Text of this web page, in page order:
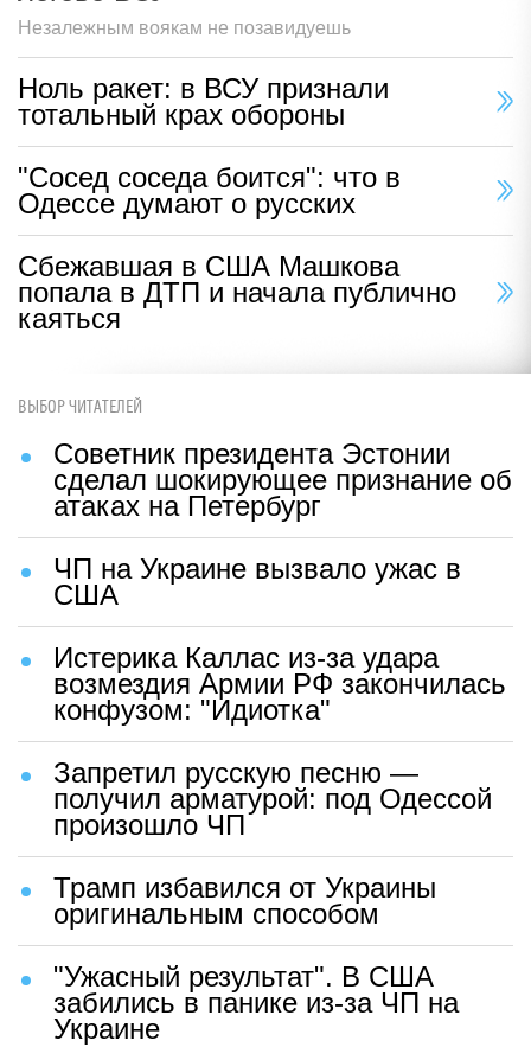
Незалежным воякам не позавидуешь
Ноль ракет: в ВСУ признали
тотальный крах обороны
"Сосед соседа боится": что в
Одессе думают о русских
Сбежавшая в США Машкова
попала в ДТП и начала публично
каяться
ВЫБОР ЧИТАТЕЛЕЙ
Советник президента Эстонии
сделал шокирующее признание об
атаках на Петербург
ЧП на Украине вызвало ужас в
США
Истерика Каллас из-за удара
возмездия Армии РФ закончилась
конфузом: "Идиотка"
Запретил русскую песню —
получил арматурой: под Одессой
произошло ЧП
Трамп избавился от Украины
оригинальным способом
"Ужасный результат". В США
забились в панике из-за ЧП на
Украине